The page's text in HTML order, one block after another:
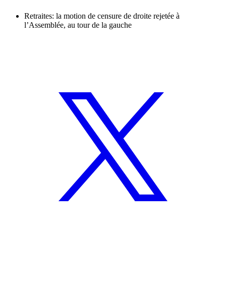
Retraites: la motion de censure de droite rejetée à
l’Assemblée, au tour de la gauche